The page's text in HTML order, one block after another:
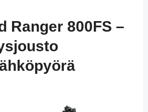
Ranger 800FS –